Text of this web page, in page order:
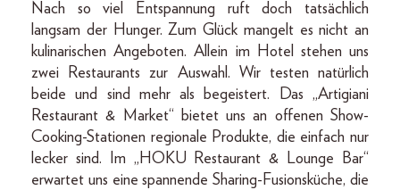
Nach so viel Entspannung ruft doch tatsächlich
langsam der Hunger. Zum Glück mangelt es nicht an
kulinarischen Angeboten. Allein im Hotel stehen uns
zwei Restaurants zur Auswahl. Wir testen natürlich
beide und sind mehr als begeistert. Das „Artigiani
Restaurant & Market“ bietet uns an offenen Show-
Cooking-­Stationen regionale Produkte, die einfach nur
lecker sind. Im „HOKU Restaurant & Lounge Bar“
erwartet uns eine spannende Sharing-Fusionsküche, die